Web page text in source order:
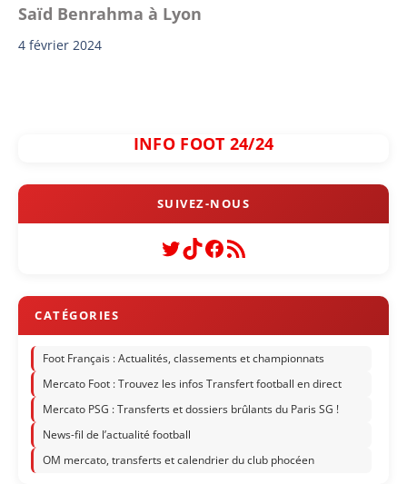
Saïd Benrahma à Lyon
4 février 2024
INFO FOOT 24/24
Twitter
TikTok
Facebook
Flux RSS
Foot Français : Actualités, classements et championnats
Mercato Foot : Trouvez les infos Transfert football en direct
Mercato PSG : Transferts et dossiers brûlants du Paris SG !
News-fil de l’actualité football
OM mercato, transferts et calendrier du club phocéen